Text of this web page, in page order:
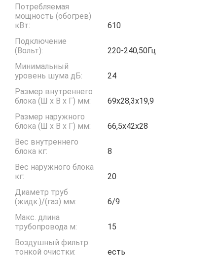
Потребляемая
мощность (обогрев)
кВт:
610
Подключение
(Вольт):
220-240,50Гц
Минимальный
уровень шума дБ:
24
Размер внутреннего
блока (Ш x В x Г) мм:
69х28,3х19,9
Размер наружного
блока (Ш x В x Г) мм:
66,5х42х28
Вес внутреннего
блока кг:
8
Вес наружного блока
кг:
20
Диаметр труб
(жидк.)/(газ) мм:
6/9
Макс. длина
трубопровода м:
15
Воздушный фильтр
тонкой очистки:
есть